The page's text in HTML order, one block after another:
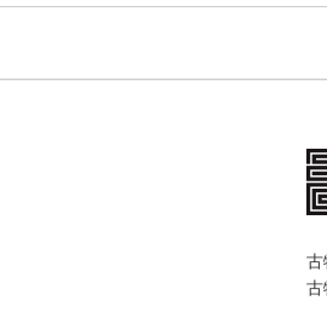
古
古